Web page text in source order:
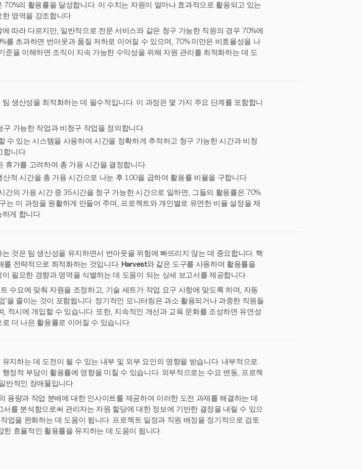
70%의 활용률을 달성합니다. 이 수치는 자원이 얼마나 효과적으로 활용되고 있는
영역을 강조합니다.
따라 다르지만, 일반적으로 전문 서비스와 같은 청구 가능한 직원의 경우 70%에
를 초과하면 번아웃과 품질 저하로 이어질 수 있으며, 70% 미만은 비효율성을 나
준을 이해하면 조직이 지속 가능한 수익성을 위해 자원 관리를 최적화하는 데 도
생산성을 최적화하는 데 필수적입니다. 이 과정은 몇 가지 주요 단계를 포함합니
구 가능한 작업과 비청구 작업을 정의합니다.
수 있는 시스템을 사용하여 시간을 정확하게 추적하고 청구 가능한 시간과 비청
합니다.
휴가를 고려하여 총 가용 시간을 결정합니다.
산적 시간을 총 가용 시간으로 나눈 후 100을 곱하여 활용률 비율을 구합니다.
간의 가용 시간 중 35시간을 청구 가능한 시간으로 일하면, 그들의 활용률은 70%
는 이 과정을 원활하게 만들어 주며, 프로젝트와 개인별로 유연한 비율 설정을 제
게 합니다.
것은 팀 생산성을 유지하면서 번아웃을 위험에 빠뜨리지 않는 데 중요합니다. 핵
를 전략적으로 최적화하는 것입니다. Harvest와 같은 도구를 사용하여 활용률을
필요한 경향과 영역을 식별하는 데 도움이 되는 상세 보고서를 제공합니다.
수요에 맞춰 자원을 조정하고, 기술 세트가 작업 요구 사항에 맞도록 하며, 자동
'을 줄이는 것이 포함됩니다. 정기적인 모니터링은 과소 활용되거나 과중한 직원들
, 적시에 개입할 수 있습니다. 또한, 지속적인 개선과 교육 문화를 조성하면 유연성
더 나은 활용률로 이어질 수 있습니다.
지하는 데 도전이 될 수 있는 내부 및 외부 요인의 영향을 받습니다. 내부적으로
정적 부담이 활용률에 영향을 미칠 수 있습니다. 외부적으로는 수요 변동, 프로젝
반적인 장애물입니다.
용량과 작업 분배에 대한 인사이트를 제공하여 이러한 도전 과제를 해결하는 데
서를 분석함으로써 관리자는 자원 할당에 대한 정보에 기반한 결정을 내릴 수 있으
업을 완화하는 데 도움이 됩니다. 프로젝트 일정과 직원 배정을 정기적으로 검토
힌 효율적인 활용률을 유지하는 데 도움이 됩니다.